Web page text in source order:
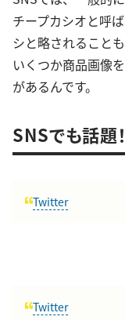
チープカシオと呼
シと略されることも
いくつか商品画像
があるんです。
SNSでも話題！
Twitter
Twitter